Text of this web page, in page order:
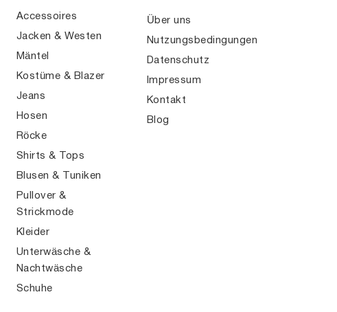
Accessoires
Jacken & Westen
Mäntel
Kostüme & Blazer
Jeans
Hosen
Röcke
Shirts & Tops
Blusen & Tuniken
Pullover &
Strickmode
Kleider
Unterwäsche &
Nachtwäsche
Schuhe
Über uns
Nutzungsbedingungen
Datenschutz
Impressum
Kontakt
Blog